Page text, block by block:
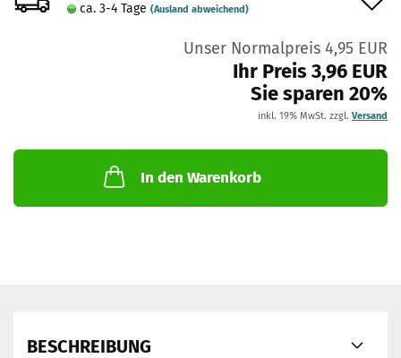
ca. 3-4 Tage (Ausland abweichend)
Unser Normalpreis 4,95 EUR
Ihr Preis 3,96 EUR
Sie sparen 20%
inkl. 19% MwSt. zzgl. Versand
In den Warenkorb
BESCHREIBUNG